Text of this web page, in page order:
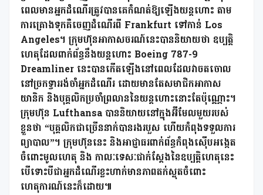
ពេលមានអ្នកដំណើរត្រូវបានគេកំណត់ឱ្យឡើងយន្តហោះ តាម
ការគ្រោងទុកគឺចេញដំណើរពី Frankfurt ទៅកាន់ Los
Angeles។ ក្រុមហ៊ុនអាកាសចរណ៍នេះបាននិយាយថា ឧប្បត្តិ
ហេតុដែលពាក់ព័ន្ធនឹងយន្តហោះ Boeing 787-9
Dreamliner នេះបានកើតឡើងនៅពេលដែលវាចតចោល
នៅច្រកទ្វាររង់ចាំអ្នកដំណើរ ដោយមានតែសមាជិកអាកាស
យានិក និងបុគ្គលិកប្រចាំព្រលាននៃយន្តហោះនោះតែប៉ុណ្ណោះ។
ក្រុមហ៊ុន Lufthansa បាននិយាយនៅក្នុងអ៊ីមែលមួយរបស់
ខ្លួនថា “បុគ្គលិកជាច្រើននាក់បានរងរបួស ហើយកំពុងទទួលការ
ព្យាបាល”។ ក្រុមហ៊ុននេះ និងអាជ្ញាធរពាក់ព័ន្ធកំពុងស៊ើបអង្កេត
ចំពោះមូលហេតុ និង កាលៈទេសៈជាក់ស្តែងនៃឧប្បត្តិហេតុនេះ
បើទោះបីជាអ្នកដំណើរខ្លះហាក់មានភាពតក់ស្លុតចំពោះ
ហេតុការណ៍នេះក៏ដោយ៕